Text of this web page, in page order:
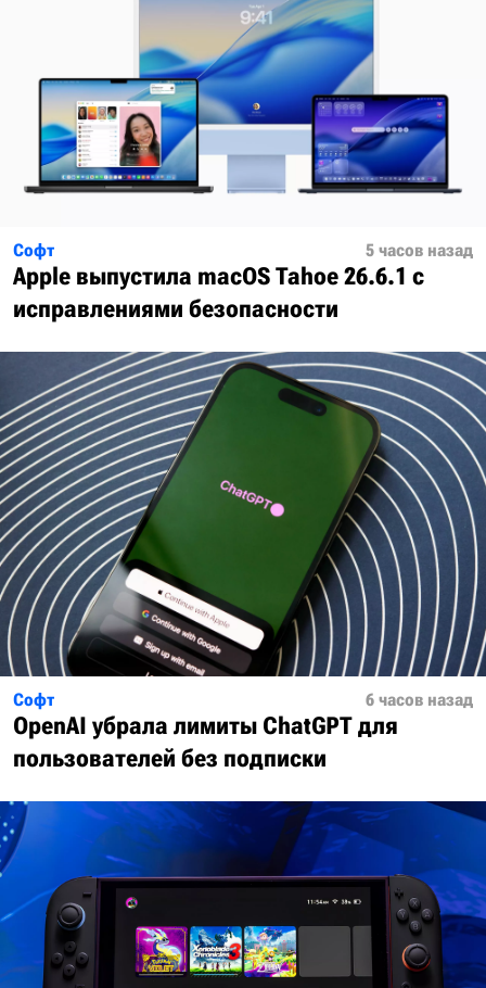
Софт 5 часов назад
Apple выпустила macOS Tahoe 26.6.1 с
исправлениями безопасности
Софт 6 часов назад
OpenAI убрала лимиты ChatGPT для
пользователей без подписки